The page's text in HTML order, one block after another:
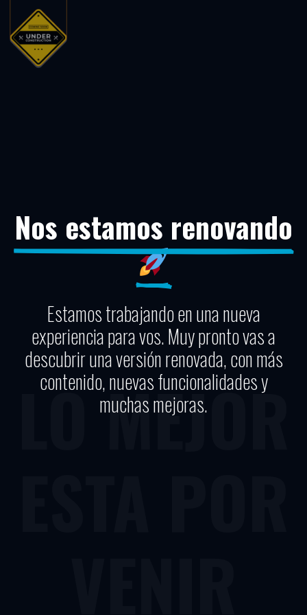
Nos estamos renovando
Estamos trabajando en una nueva
experiencia para vos. Muy pronto vas a
descubrir una versión renovada, con más
contenido, nuevas funcionalidades y
muchas mejoras.
LO MEJOR